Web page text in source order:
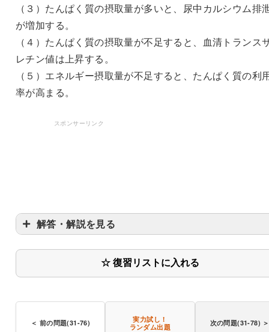
（３）たんぱく質の摂取量が多いと、尿中カルシウム排
が増加する。
（４）たんぱく質の摂取量が不足すると、血清トランス
レチン値は上昇する。
（５）エネルギー摂取量が不足すると、たんぱく質の利
率が高まる。
スポンサーリンク
解答・解説を見る
☆ 復習リストに入れる
＜ 前の問題(31-76)
実力試し！
ランダム出題
次の問題(31-78) ＞